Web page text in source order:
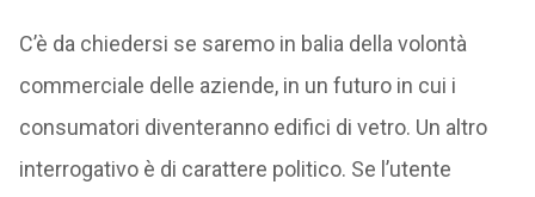
C’è da chiedersi se saremo in balia della volontà
commerciale delle aziende, in un futuro in cui i
consumatori diventeranno edifici di vetro. Un altro
interrogativo è di carattere politico. Se l’utente